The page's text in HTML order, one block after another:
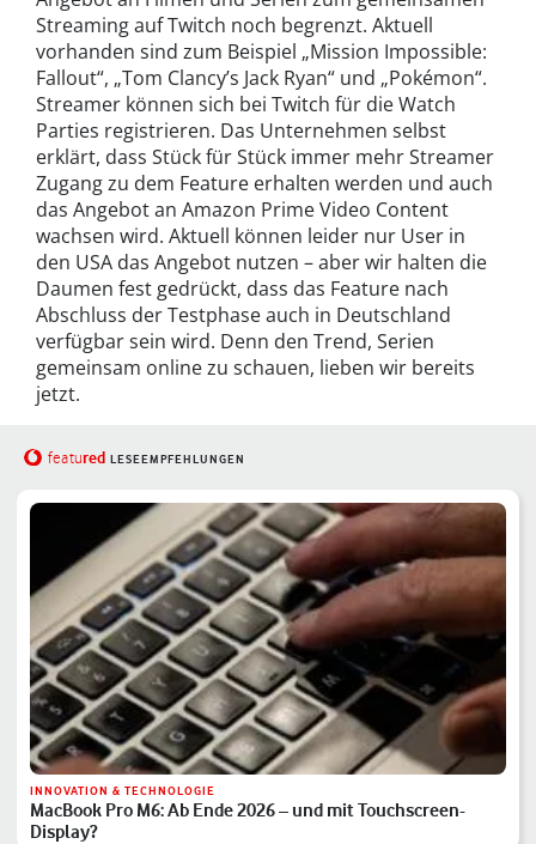
Streaming auf Twitch noch begrenzt. Aktuell
vorhanden sind zum Beispiel „Mission Impossible:
Fallout“, „Tom Clancy’s Jack Ryan“ und „Pokémon“.
Streamer können sich bei Twitch für die Watch
Parties registrieren. Das Unternehmen selbst
erklärt, dass Stück für Stück immer mehr Streamer
Zugang zu dem Feature erhalten werden und auch
das Angebot an Amazon Prime Video Content
wachsen wird. Aktuell können leider nur User in
den USA das Angebot nutzen – aber wir halten die
Daumen fest gedrückt, dass das Feature nach
Abschluss der Testphase auch in Deutschland
verfügbar sein wird. Denn den Trend, Serien
gemeinsam online zu schauen, lieben wir bereits
jetzt.
featured LESEEMPFEHLUNGEN
INNOVATION & TECHNOLOGIE
MacBook Pro M6: Ab Ende 2026 – und mit Touchscreen-
Display?